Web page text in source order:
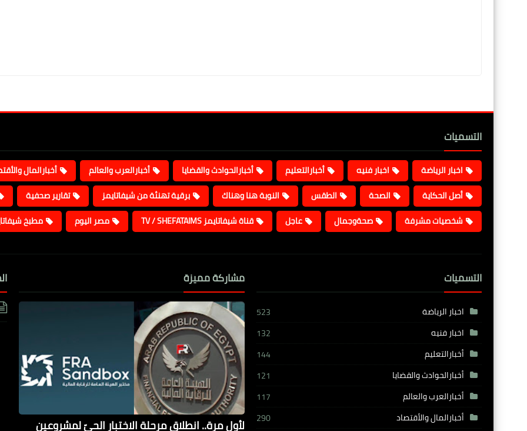
التسميات
اخبار الرياضة اخبار فنيه أخبارالتعليم أخبارالحوادث والقضايا أخبارالعرب والعالم
أخبارالمال
أصل الحكاية
الصحة الطقس النوبة هنا وهناك برقية تهنئة من شيفاتايمز
تقارير صحفية
شخصيات مشرفة
صحةوجمال عاجل قناة شيفاتايمز TV / SHEFATAIMS مصر اليوم مطبخ
التسميات
اخبار الرياضة
523
اخبار فنيه
132
أخبارالتعليم
144
أخبارالحوادث والقضايا
121
أخبارالعرب والعالم
117
أخبارالمال والأقتصاد
290
مشاركة مميزة
لأول مرة.. انطلاق مرحلة الاختبار الحيّ لمشروعين